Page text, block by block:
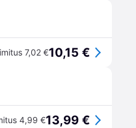
7,02 €10,15 €
4,99 €13,99 €